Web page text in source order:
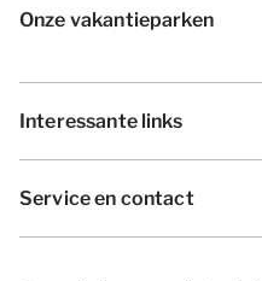
Onze vakantieparken
Interessante links
Service en contact